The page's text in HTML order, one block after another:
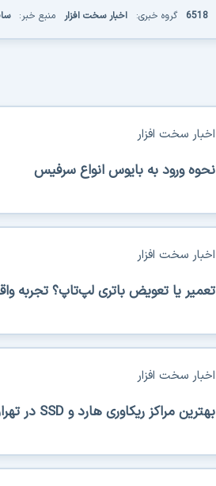
6518 گروه خبری: اخبار سخت افزار منبع خبر:
نحوه ورود به بایوس انواع سرفیس
اخبار سخت افزار
تعمیر یا تعویض باتری لپ‌تاپ؟ تجربه
اخبار سخت افزار
بهترین مراکز ریکاوری هارد و SSD در تهران (معرفی 5 مرکز قابل اطمینان)
اخبار سخت افزار